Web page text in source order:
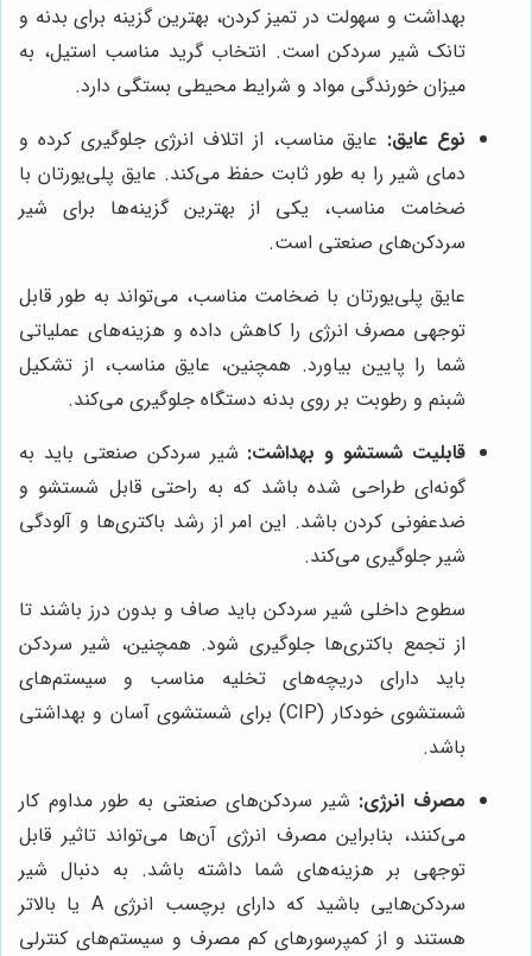
بهداشت و سهولت در تمیز کردن، بهترین گزینه برای بدنه و
تانک شیر سردکن است. انتخاب گرید مناسب استیل، به
میزان خورندگی مواد و شرایط محیطی بستگی دارد.
نوع عایق: عایق مناسب، از اتلاف انرژی جلوگیری کرده و
دمای شیر را به طور ثابت حفظ می‌کند. عایق پلی‌یورتان با
ضخامت مناسب، یکی از بهترین گزینه‌ها برای شیر
سردکن‌های صنعتی است.
عایق پلی‌یورتان با ضخامت مناسب، می‌تواند به طور قابل
توجهی مصرف انرژی را کاهش داده و هزینه‌های عملیاتی
شما را پایین بیاورد. همچنین، عایق مناسب، از تشکیل
شبنم و رطوبت بر روی بدنه دستگاه جلوگیری می‌کند.
قابلیت شستشو و بهداشت: شیر سردکن صنعتی باید به
گونه‌ای طراحی شده باشد که به راحتی قابل شستشو و
ضدعفونی کردن باشد. این امر از رشد باکتری‌ها و آلودگی
شیر جلوگیری می‌کند.
سطوح داخلی شیر سردکن باید صاف و بدون درز باشند تا
از تجمع باکتری‌ها جلوگیری شود. همچنین، شیر سردکن
باید دارای دریچه‌های تخلیه مناسب و سیستم‌های
شستشوی خودکار (CIP) برای شستشوی آسان و بهداشتی
باشد.
مصرف انرژی: شیر سردکن‌های صنعتی به طور مداوم کار
می‌کنند، بنابراین مصرف انرژی آن‌ها می‌تواند تاثیر قابل
توجهی بر هزینه‌های شما داشته باشد. به دنبال شیر
سردکن‌هایی باشید که دارای برچسب انرژی A یا بالاتر
هستند و از کمپرسورهای کم مصرف و سیستم‌های کنترلی